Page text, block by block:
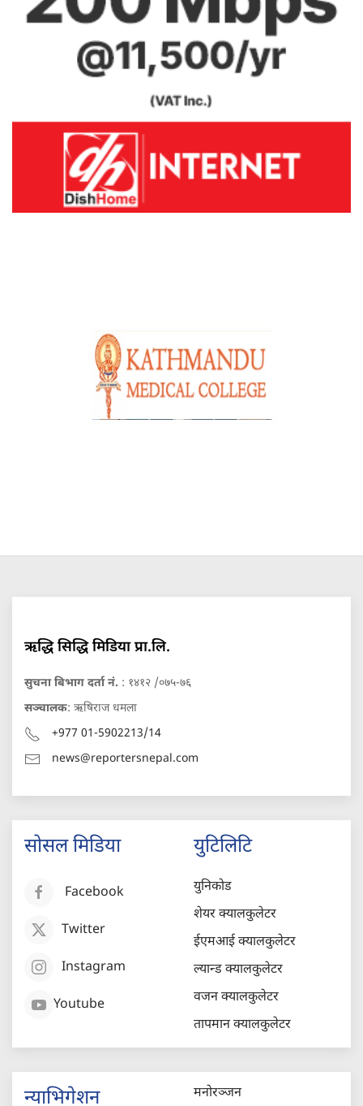
ऋद्धि सिद्धि मिडिया प्रा.लि.
सुचना बिभाग दर्ता नं. : १४१२ /०७५-७६
सञ्चालक: ऋषिराज धमला
+977 01-5902213/14
news@reportersnepal.com
सोसल मिडिया
Facebook
Twitter
Instagram
Youtube
युटिलिटि
युनिकोड
शेयर क्यालकुलेटर
ईएमआई क्यालकुलेटर
ल्यान्ड क्यालकुलेटर
वजन क्यालकुलेटर
तापमान क्यालकुलेटर
न्याभिगेशन मनोरञ्जन